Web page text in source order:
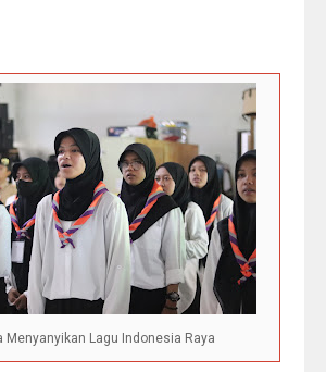
Menyanyikan Lagu Indonesia Raya